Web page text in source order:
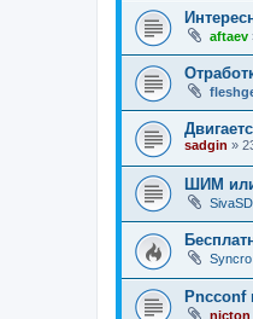
aftaev
sadgin »
ШИМ или
Syncro
Pncconf
nicton